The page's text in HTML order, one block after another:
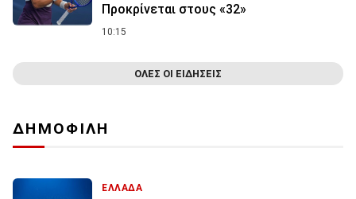
Προκρίνεται στους «32»
10:15
ΟΛΕΣ ΟΙ ΕΙΔΗΣΕΙΣ
ΔΗΜΟΦΙΛΗ
ΕΛΛΑΔΑ